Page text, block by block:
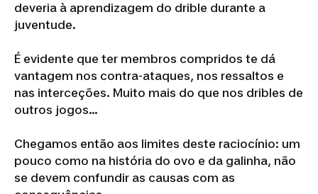
deveria à aprendizagem do drible durante a
juventude.
É evidente que ter membros compridos te dá
vantagem nos contra-ataques, nos ressaltos e
nas interceções. Muito mais do que nos dribles de
outros jogos…
Chegamos então aos limites deste raciocínio: um
pouco como na história do ovo e da galinha, não
se devem confundir as causas com as